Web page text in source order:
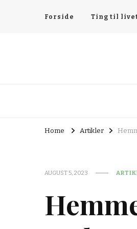
Forside Ting til livet
Home Artikler
AUGUST 5, 2023